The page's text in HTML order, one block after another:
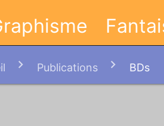
Publications BDs